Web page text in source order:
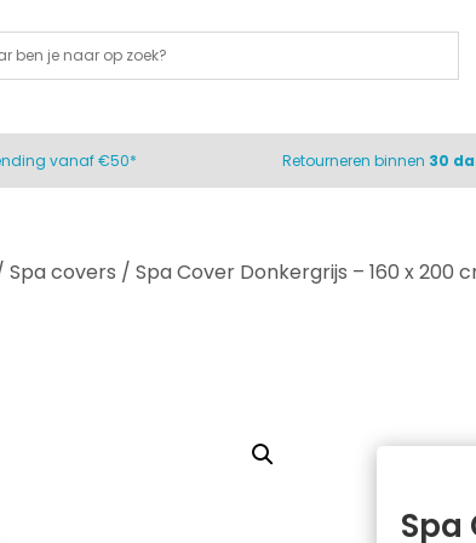
vanaf €50* Retourneren binnen 30
Spa covers / Spa Cover Donkergrijs – 160 x 200
Spa